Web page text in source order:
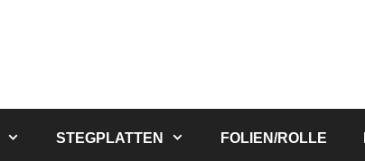
STEGPLATTEN FOLIEN/ROLLE